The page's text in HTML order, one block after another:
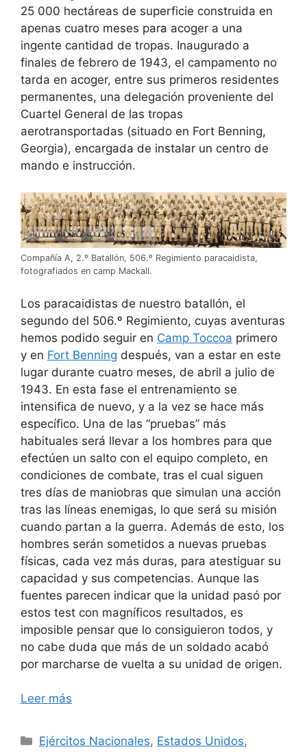
25 000 hectáreas de superficie construida en
apenas cuatro meses para acoger a una
ingente cantidad de tropas. Inaugurado a
finales de febrero de 1943, el campamento no
tarda en acoger, entre sus primeros residentes
permanentes, una delegación proveniente del
Cuartel General de las tropas
aerotransportadas (situado en Fort Benning,
Georgia), encargada de instalar un centro de
mando e instrucción.
Compañía A, 2.º Batallón, 506.º Regimiento paracaidista,
fotografiados en camp Mackall.
Los paracaidistas de nuestro batallón, el
segundo del 506.º Regimiento, cuyas aventuras
hemos podido seguir en Camp Toccoa primero
y en Fort Benning después, van a estar en este
lugar durante cuatro meses, de abril a julio de
1943. En esta fase el entrenamiento se
intensifica de nuevo, y a la vez se hace más
específico. Una de las “pruebas” más
habituales será llevar a los hombres para que
efectúen un salto con el equipo completo, en
condiciones de combate, tras el cual siguen
tres días de maniobras que simulan una acción
tras las líneas enemigas, lo que será su misión
cuando partan a la guerra. Además de esto, los
hombres serán sometidos a nuevas pruebas
físicas, cada vez más duras, para atestiguar su
capacidad y sus competencias. Aunque las
fuentes parecen indicar que la unidad pasó por
estos test con magníficos resultados, es
imposible pensar que lo consiguieron todos, y
no cabe duda que más de un soldado acabó
por marcharse de vuelta a su unidad de origen.
Leer más
Categorías
Ejércitos Nacionales, Estados Unidos,